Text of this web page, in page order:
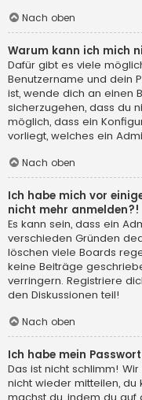
Nach oben
Warum kann ich mich
Dafür gibt es viele
Benutzername und dein
ist, wende dich an einen
sicherzugehen, dass du
möglich, dass ein
vorliegt, welches ein
Nach oben
Ich habe mich vor
nicht mehr anmelden?!
Es kann sein, dass ein
verschieden Gründen
löschen viele Boards
keine Beiträge
verringern. Registriere
den Diskussionen teil!
Nach oben
Ich habe mein
Das ist nicht schlimm!
nicht wieder mitteilen, du